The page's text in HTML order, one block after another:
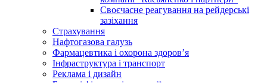
Своєчасне реагування на рейдерські
зазіхання
Страхування
Нафтогазова галузь
Фармацевтика і охорона здоров’я
Інфраструктура і транспорт
Реклама і дизайн